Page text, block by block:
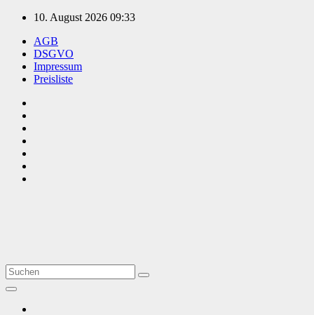
Zum
springen
10. August 2026 09:33
AGB
DSGVO
Impressum
Preisliste